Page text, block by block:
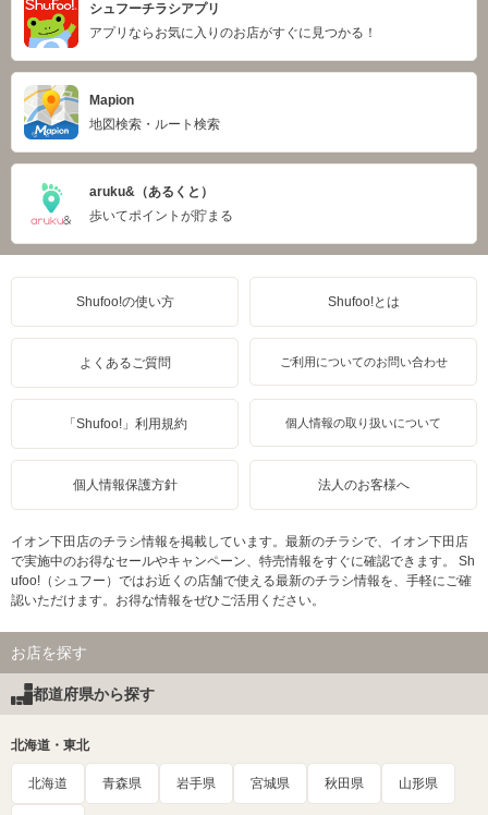
シュフーチラシアプリ
アプリならお気に入りのお店がすぐに見つかる！
Mapion
地図検索・ルート検索
aruku&（あるくと）
歩いてポイントが貯まる
Shufoo!の使い方 Shufoo!とは
よくあるご質問 ご利用についてのお問い合わせ
「Shufoo!」利用規約 個人情報の取り扱いについて
個人情報保護方針 法人のお客様へ
イオン下田店のチラシ情報を掲載しています。最新のチラシで、イオン下田店
で実施中のお得なセールやキャンペーン、特売情報をすぐに確認できます。 Sh
ufoo!（シュフー）ではお近くの店舗で使える最新のチラシ情報を、手軽にご確
認いただけます。お得な情報をぜひご活用ください。
お店を探す
都道府県から探す
北海道・東北
北海道 青森県 岩手県 宮城県 秋田県 山形県